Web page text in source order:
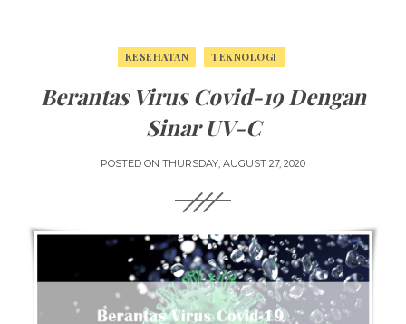
KESEHATAN TEKNOLOGI
Berantas Virus Covid-19 Dengan
Sinar UV-C
POSTED ON THURSDAY, AUGUST 27, 2020